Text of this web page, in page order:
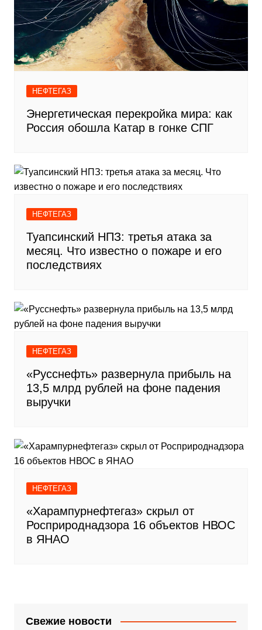
НЕФТЕГАЗ
Энергетическая перекройка мира: как
Россия обошла Катар в гонке СПГ
НЕФТЕГАЗ
Туапсинский НПЗ: третья атака за
месяц. Что известно о пожаре и его
последствиях
НЕФТЕГАЗ
«Русснефть» развернула прибыль на
13,5 млрд рублей на фоне падения
выручки
НЕФТЕГАЗ
«Харампурнефтегаз» скрыл от
Росприроднадзора 16 объектов НВОС
в ЯНАО
Свежие новости